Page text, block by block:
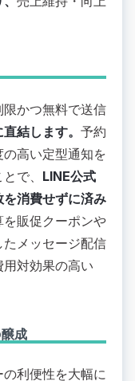
かつ無料で送信
結します。 予約
高い定型通知を
で、 LINE公式
消費せずに済み
販促クーポンや
メッセージ配信
対効果の高い
成
利便性を大幅に